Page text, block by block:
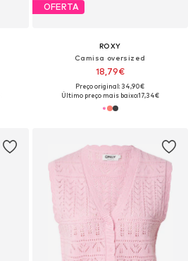
OFERTA
ROXY
Camisa oversized
18,79€
Preço original: 34,90€
Último preço mais baixo:17,34€